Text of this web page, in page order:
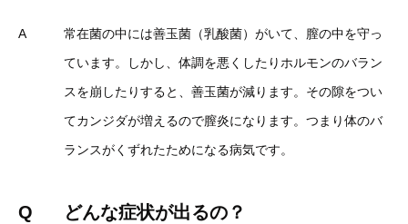
A
常在菌の中には善玉菌（乳酸菌）がいて、膣の中を守っ
ています。しかし、体調を悪くしたりホルモンのバラン
スを崩したりすると、善玉菌が減ります。その隙をつい
てカンジダが増えるので膣炎になります。つまり体のバ
ランスがくずれたためになる病気です。
Q どんな症状が出るの？